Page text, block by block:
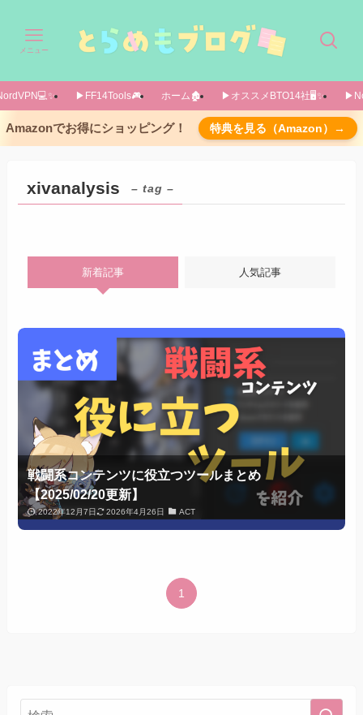
メニュー
▶FF14Tools🎮️ ホーム🏚️ ▶オススメBTO14社🖥️✨️
Amazonでお得にショッピング！ 特典を見る（Amazon）→
xivanalysis – tag –
新着記事 人気記事
戦闘系コンテンツに役立つツールまとめ
【2025/02/20更新】
2022年12月7日 2026年4月26日 ACT
1